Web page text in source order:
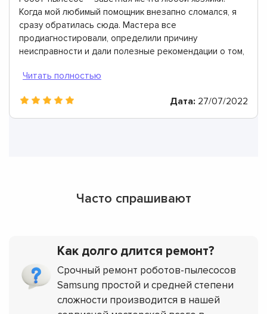
Когда мой любимый помощник внезапно сломался, я
сразу обратилась сюда. Мастера все
продиагностировали, определили причину
неисправности и дали полезные рекомендации о том,
Дата: 27/07/2022
Часто спрашивают
Как долго длится ремонт?
Срочный ремонт роботов-пылесосов
Samsung простой и средней степени
сложности производится в нашей